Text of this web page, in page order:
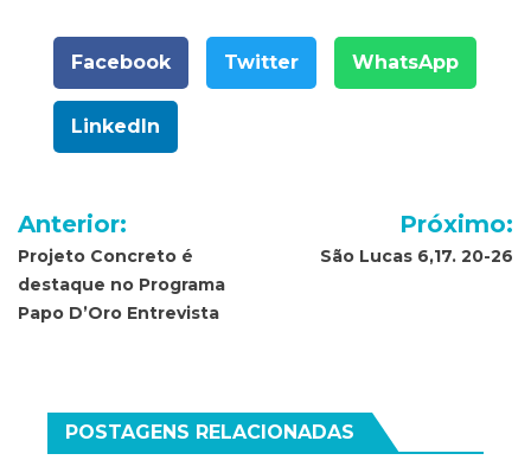
Facebook Twitter WhatsApp
LinkedIn
Navegação
de
Post
Anterior:
Projeto Concreto é
destaque no Programa
Papo D’Oro Entrevista
Próximo:
São Lucas 6,17. 20-26
POSTAGENS RELACIONADAS